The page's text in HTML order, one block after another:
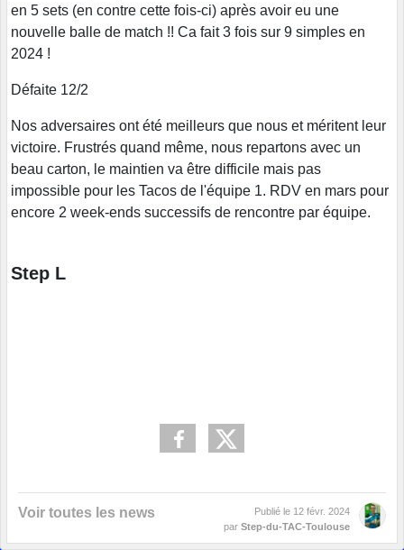
en 5 sets (en contre cette fois-ci) après avoir eu une
nouvelle balle de match !! Ca fait 3 fois sur 9 simples en
2024 !
Défaite 12/2
Nos adversaires ont été meilleurs que nous et méritent leur
victoire. Frustrés quand même, nous repartons avec un
beau carton, le maintien va être difficile mais pas
impossible pour les Tacos de l'équipe 1. RDV en mars pour
encore 2 week-ends successifs de rencontre par équipe.
Step L
Voir toutes les news Publié le 12 févr. 2024
par Step-du-TAC-Toulouse